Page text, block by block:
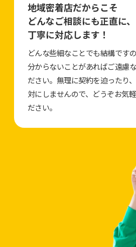
地域密着店だからこそ
どんなご相談にも正直に、
丁寧に対応します！
どんな些細なことでも結構です
分からないことがあればご遠慮
ださい。無理に契約を迫ったり
対にしませんので、どうぞお気
ださい。